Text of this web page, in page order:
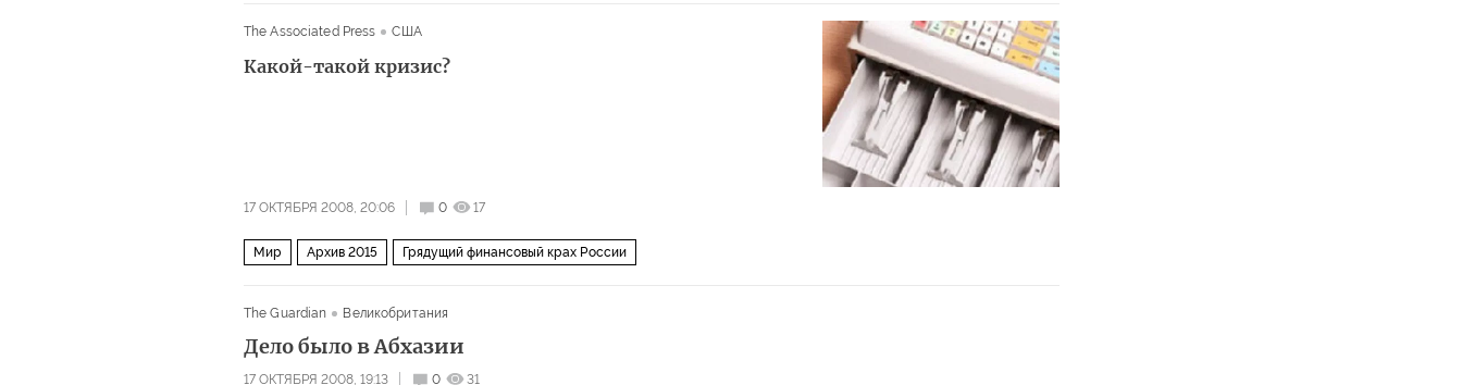
The Associated Press США
Какой-такой кризис?
17 ОКТЯБРЯ 2008, 20:06 0 17
Мир Архив 2015 Грядущий финансовый крах России
The Guardian Великобритания
Дело было в Абхазии
17 ОКТЯБРЯ 2008, 19:13 0 31